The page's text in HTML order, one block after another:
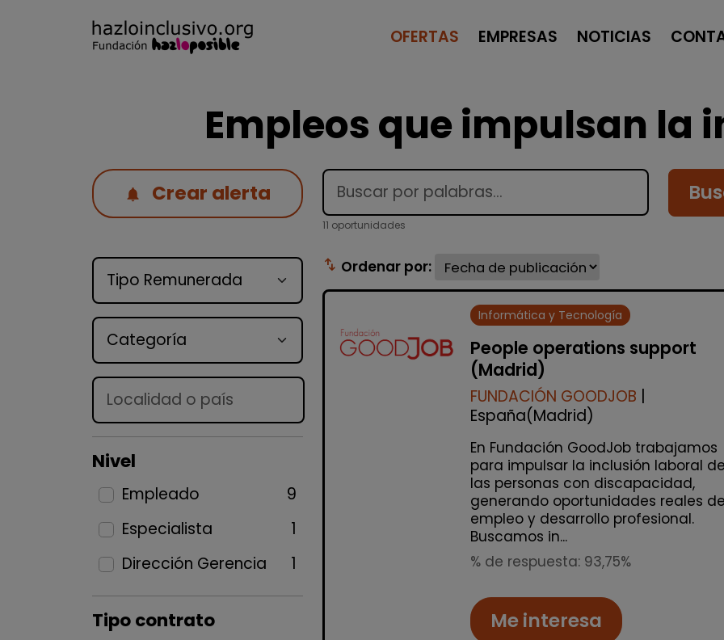
OFERTAS EMPRESAS NOTICIAS
Empleos que impulsan la
Crear alerta
Tipo de oferta
Categoría
Lugar
Nivel
Empleado
9
Especialista
1
Dirección Gerencia
1
Tipo contrato
11 oportunidades
swap_vert Ordenar por:
Informática y Tecnología
People operations support
(Madrid)
FUNDACIÓN GOODJOB |
España(Madrid)
En Fundación GoodJob trabajamos
para impulsar la inclusión laboral de
las personas con discapacidad,
generando oportunidades reales de
empleo y desarrollo profesional.
Buscamos in...
% de respuesta: 93,75%
Me interesa